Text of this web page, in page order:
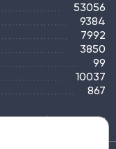
53056
9384
7992
3850
99
10037
867
КАРТА САЙТА ТЭГИ